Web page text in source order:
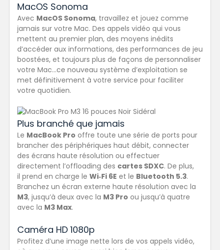
MacOS Sonoma
Avec MacOS Sonoma, travaillez et jouez comme
jamais sur votre Mac. Des appels vidéo qui vous
mettent au premier plan, des moyens inédits
d’accéder aux informations, des performances de jeu
boostées, et toujours plus de façons de personnaliser
votre Mac…ce nouveau système d’exploitation se
met définitivement à votre service pour faciliter
votre quotidien.
Plus branché que jamais
Le MacBook Pro offre toute une série de ports pour
brancher des périphériques haut débit, connecter
des écrans haute résolution ou effectuer
directement l’offloading des cartes SDXC. De plus,
il prend en charge le Wi‑Fi 6E et le Bluetooth 5.3.
Branchez un écran externe haute résolution avec la
M3, jusqu’à deux avec la M3 Pro ou jusqu’à quatre
avec la M3 Max.
Caméra HD 1080p
Profitez d’une image nette lors de vos appels vidéo,